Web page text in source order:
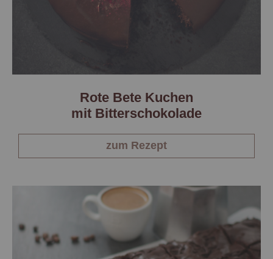
Rote Bete Kuchen
mit Bitterschokolade
zum Rezept